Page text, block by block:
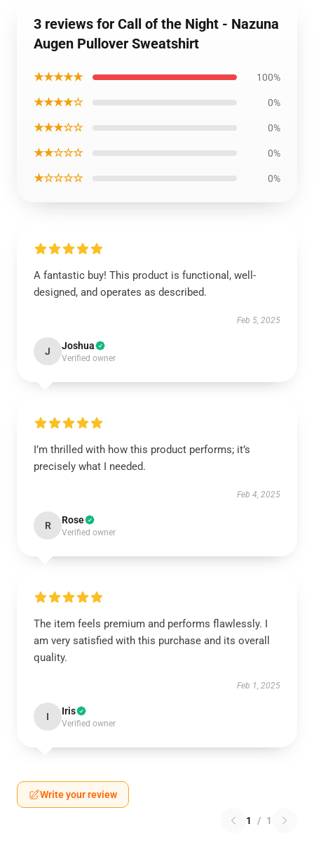
3 reviews for Call of the Night - Nazuna
Augen Pullover Sweatshirt
★★★★★ 100%
★★★★☆ 0%
★★★☆☆ 0%
★★☆☆☆ 0%
★☆☆☆☆ 0%
A fantastic buy! This product is functional, well-
designed, and operates as described.
Feb 5, 2025
J Joshua
Verified owner
I’m thrilled with how this product performs; it’s
precisely what I needed.
Feb 4, 2025
R Rose
Verified owner
The item feels premium and performs flawlessly. I
am very satisfied with this purchase and its overall
quality.
Feb 1, 2025
I Iris
Verified owner
Write your review
1 / 1